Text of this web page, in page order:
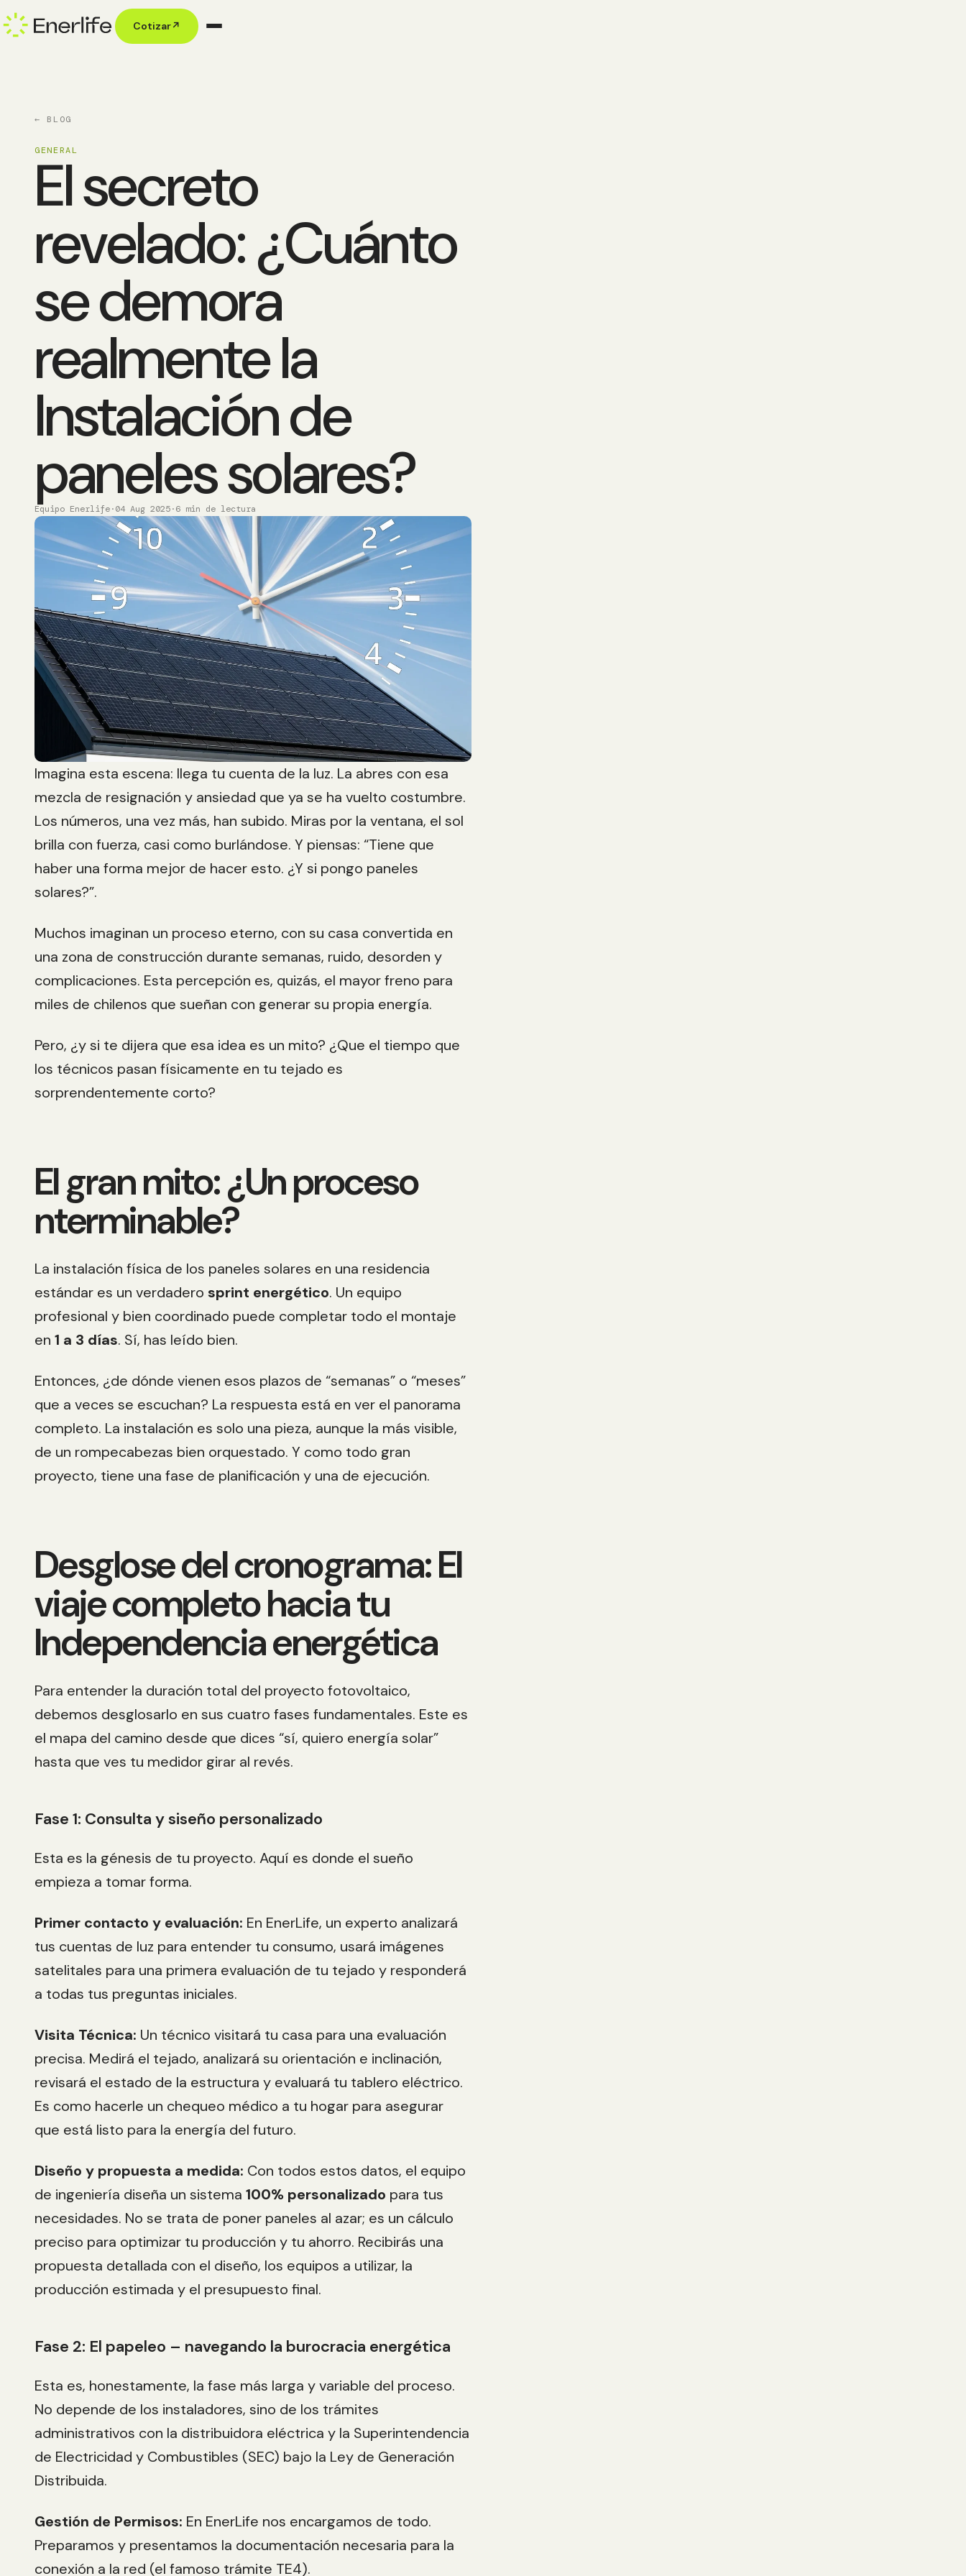
Cotizar↗
← BLOG
GENERAL
El secreto
revelado: ¿Cuánto
se demora
realmente la
Instalación de
paneles solares?
Equipo Enerlife·04 Aug 2025·6 min de lectura
Imagina esta escena: llega tu cuenta de la luz. La abres con esa
mezcla de resignación y ansiedad que ya se ha vuelto costumbre.
Los números, una vez más, han subido. Miras por la ventana, el sol
brilla con fuerza, casi como burlándose. Y piensas: “Tiene que
haber una forma mejor de hacer esto. ¿Y si pongo paneles
solares?”.
Muchos imaginan un proceso eterno, con su casa convertida en
una zona de construcción durante semanas, ruido, desorden y
complicaciones. Esta percepción es, quizás, el mayor freno para
miles de chilenos que sueñan con generar su propia energía.
Pero, ¿y si te dijera que esa idea es un mito? ¿Que el tiempo que
los técnicos pasan físicamente en tu tejado es
sorprendentemente corto?
El gran mito: ¿Un proceso
nterminable?
La instalación física de los paneles solares en una residencia
estándar es un verdadero sprint energético. Un equipo
profesional y bien coordinado puede completar todo el montaje
en 1 a 3 días. Sí, has leído bien.
Entonces, ¿de dónde vienen esos plazos de “semanas” o “meses”
que a veces se escuchan? La respuesta está en ver el panorama
completo. La instalación es solo una pieza, aunque la más visible,
de un rompecabezas bien orquestado. Y como todo gran
proyecto, tiene una fase de planificación y una de ejecución.
Desglose del cronograma: El
viaje completo hacia tu
Independencia energética
Para entender la duración total del proyecto fotovoltaico,
debemos desglosarlo en sus cuatro fases fundamentales. Este es
el mapa del camino desde que dices “sí, quiero energía solar”
hasta que ves tu medidor girar al revés.
Fase 1: Consulta y siseño personalizado
Esta es la génesis de tu proyecto. Aquí es donde el sueño
empieza a tomar forma.
Primer contacto y evaluación: En EnerLife, un experto analizará
tus cuentas de luz para entender tu consumo, usará imágenes
satelitales para una primera evaluación de tu tejado y responderá
a todas tus preguntas iniciales.
Visita Técnica: Un técnico visitará tu casa para una evaluación
precisa. Medirá el tejado, analizará su orientación e inclinación,
revisará el estado de la estructura y evaluará tu tablero eléctrico.
Es como hacerle un chequeo médico a tu hogar para asegurar
que está listo para la energía del futuro.
Diseño y propuesta a medida: Con todos estos datos, el equipo
de ingeniería diseña un sistema 100% personalizado para tus
necesidades. No se trata de poner paneles al azar; es un cálculo
preciso para optimizar tu producción y tu ahorro. Recibirás una
propuesta detallada con el diseño, los equipos a utilizar, la
producción estimada y el presupuesto final.
Fase 2: El papeleo – navegando la burocracia energética
Esta es, honestamente, la fase más larga y variable del proceso.
No depende de los instaladores, sino de los trámites
administrativos con la distribuidora eléctrica y la Superintendencia
de Electricidad y Combustibles (SEC) bajo la Ley de Generación
Distribuida.
Gestión de Permisos: En EnerLife nos encargamos de todo.
Preparamos y presentamos la documentación necesaria para la
conexión a la red (el famoso trámite TE4).